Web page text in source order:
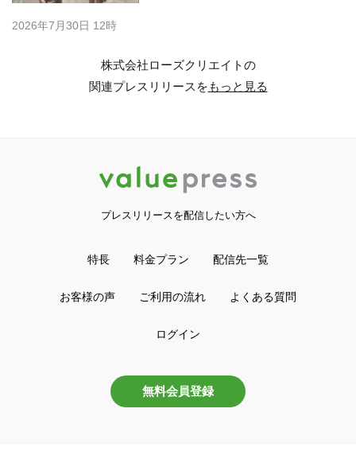
2026年7月30日 12時
株式会社ローズクリエイトの
関連プレスリリースをもっと見る
プレスリリースを配信したい方へ
特長 料金プラン 配信先一覧
お客様の声 ご利用の流れ よくある質問
ログイン
無料会員登録